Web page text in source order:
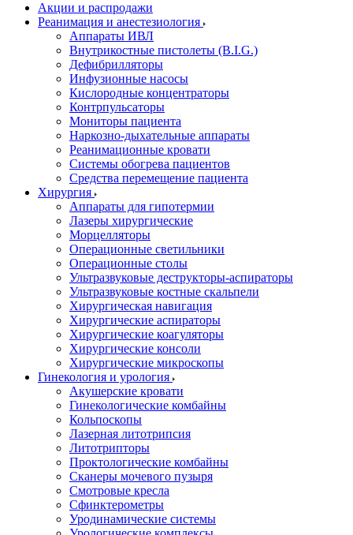
Акции и распродажи
Реанимация и анестезиология
Аппараты ИВЛ
Внутрикостные пистолеты (B.I.G.)
Дефибрилляторы
Инфузионные насосы
Кислородные концентраторы
Контрпульсаторы
Мониторы пациента
Наркозно-дыхательные аппараты
Реанимационные кровати
Системы обогрева пациентов
Средства перемещение пациента
Хирургия
Аппараты для гипотермии
Лазеры хирургические
Морцелляторы
Операционные светильники
Операционные столы
Ультразвуковые деструкторы-аспираторы
Ультразвуковые костные скальпели
Хирургическая навигация
Хирургические аспираторы
Хирургические коагуляторы
Хирургические консоли
Хирургические микроскопы
Гинекология и урология
Акушерские кровати
Гинекологические комбайны
Кольпоскопы
Лазерная литотрипсия
Литотрипторы
Проктологические комбайны
Сканеры мочевого пузыря
Смотровые кресла
Сфинктерометры
Уродинамические системы